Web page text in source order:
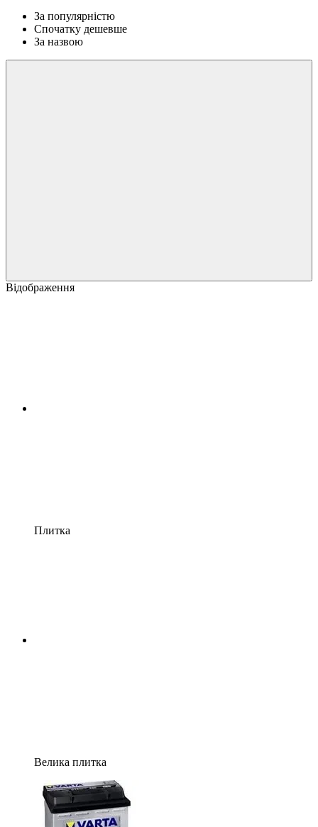
За популярністю
Спочатку дешевше
За назвою
Відображення
Плитка
Велика плитка